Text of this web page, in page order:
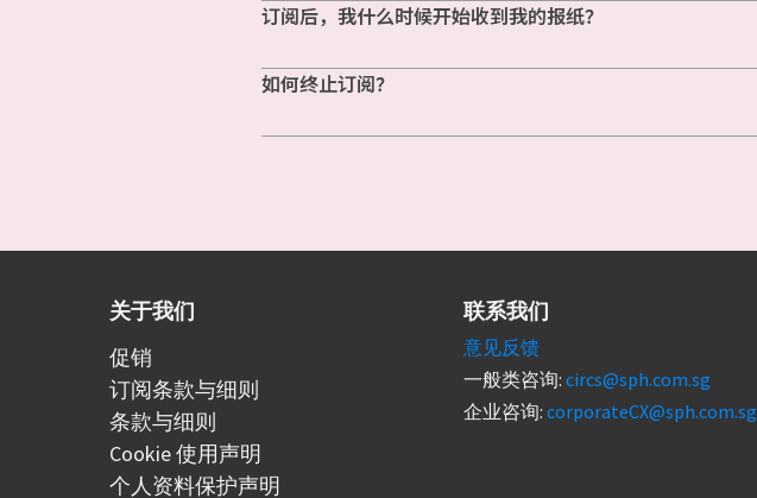
订阅后，我什么时候开始收到我的报纸？
如何终止订阅？
关于我们
促销
订阅条款与细则
条款与细则
Cookie 使用声明
个人资料保护声明
联系我们
意见反馈
一般类咨询: circs@sph.com.sg
企业咨询: corporateCX@sph.com.sg